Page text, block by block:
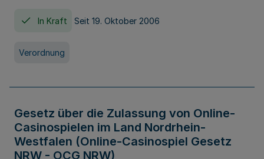
In Kraft Seit 19. Oktober 2006
Verordnung
Gesetz über die Zulassung von Online-
Casinospielen im Land Nordrhein-
Westfalen (Online-Casinospiel Gesetz
NRW - OCG NRW)